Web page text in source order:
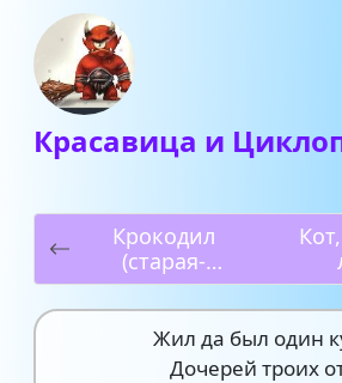
Красавица и
Крокодил
(старая-
престарая
сказка)
Жил да был один
Дочерей троих